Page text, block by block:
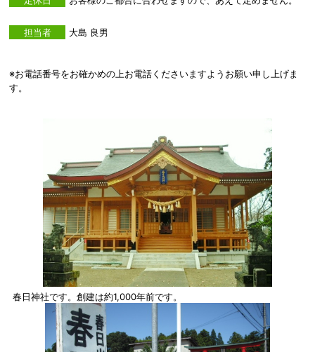
担当者 大島 良男
※お電話番号をお確かめの上お電話くださいますようお願い申し上げま
す。
春日神社です。創建は約1,000年前です。